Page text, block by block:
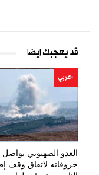
قد يعجبك ايضا
-عربي
العدو الصهيوني يواصل
خروقاته لاتفاق وقف